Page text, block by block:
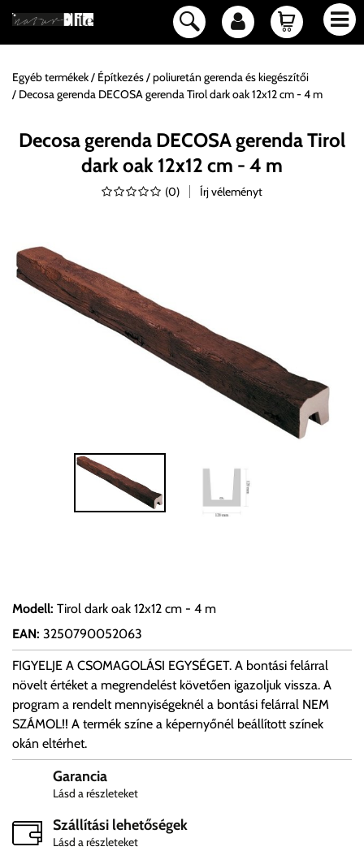
Egyéb termékek Építkezés
poliuretán gerenda és kiegészítői
Decosa gerenda DECOSA gerenda Tirol dark oak 12x12 cm - 4 m
Decosa gerenda DECOSA gerenda Tirol
dark oak 12x12 cm - 4 m
(0) Írj véleményt
Modell: Tirol dark oak 12x12 cm - 4 m
EAN: 3250790052063
FIGYELJE A CSOMAGOLÁSI EGYSÉGET. A bontási felárral
növelt értéket a megrendelést követően igazoljuk vissza. A
program a rendelt mennyiségeknél a bontási felárral NEM
SZÁMOL!! A termék színe a képernyőnél beállított színek
okán eltérhet.
Garancia
Lásd a részleteket
Szállítási lehetőségek
Lásd a részleteket